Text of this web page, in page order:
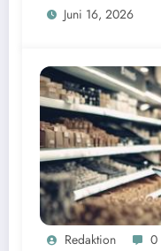
Juni 16, 2026
Redaktion 0